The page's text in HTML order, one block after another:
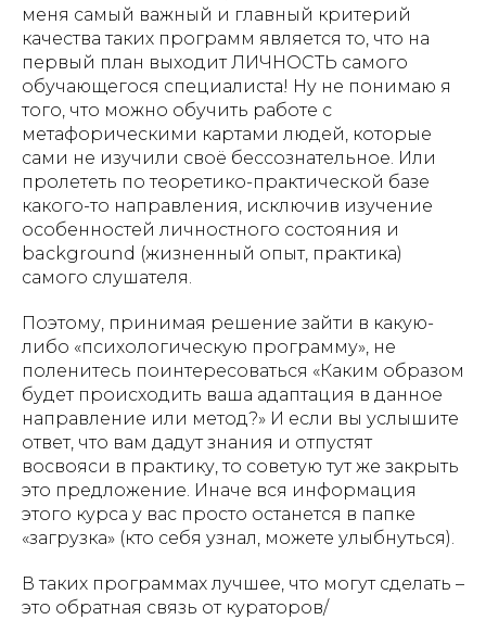
меня самый важный и главный критерий
качества таких программ является то, что на
первый план выходит ЛИЧНОСТЬ самого
обучающегося специалиста! Ну не понимаю я
того, что можно обучить работе с
метафорическими картами людей, которые
сами не изучили своё бессознательное. Или
пролететь по теоретико-практической базе
какого-то направления, исключив изучение
особенностей личностного состояния и
background (жизненный опыт, практика)
самого слушателя.
Поэтому, принимая решение зайти в какую-
либо «психологическую программу», не
поленитесь поинтересоваться «Каким образом
будет происходить ваша адаптация в данное
направление или метод?» И если вы услышите
ответ, что вам дадут знания и отпустят
восвояси в практику, то советую тут же закрыть
это предложение. Иначе вся информация
этого курса у вас просто останется в папке
«загрузка» (кто себя узнал, можете улыбнуться).
В таких программах лучшее, что могут сделать –
это обратная связь от кураторов/